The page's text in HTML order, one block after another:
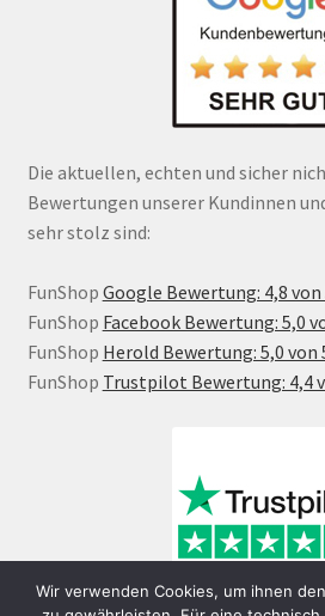
Die aktuellen, echten und sicher
Bewertungen unserer Kundinnen
sehr stolz sind:
FunShop Google Bewertung: 4,8 von
FunShop Facebook Bewertung: 5,0
FunShop Herold Bewertung: 5,0 von
FunShop Trustpilot Bewertung: 4,4
Wir verwenden Cookies, um ihnen